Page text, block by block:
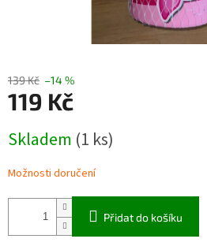
139 Kč –14 %
119 Kč
cena:
Skladem (1 ks)
Možnosti doručení
Přidat do košíku